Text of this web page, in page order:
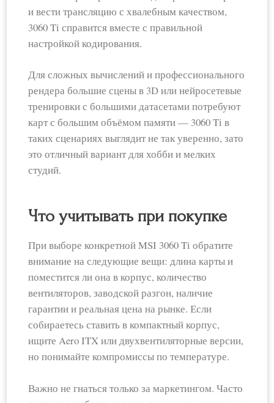
и вести трансляцию с хвалебным качеством,
3060 Ti справится вместе с правильной
настройкой кодирования.
Для сложных вычислений и профессионального
рендера большие сцены в 3D или нейросетевые
тренировки с большими датасетами потребуют
карт с большим объёмом памяти — 3060 Ti в
таких сценариях выглядит не так уверенно, зато
это отличный вариант для хобби и мелких
студий.
Что учитывать при покупке
При выборе конкретной MSI 3060 Ti обратите
внимание на следующие вещи: длина карты и
поместится ли она в корпус, количество
вентиляторов, заводской разгон, наличие
гарантии и реальная цена на рынке. Если
собираетесь ставить в компактный корпус,
ищите Aero ITX или двухвентиляторные версии,
но понимайте компромиссы по температуре.
Важно не гнаться только за маркетингом. Часто